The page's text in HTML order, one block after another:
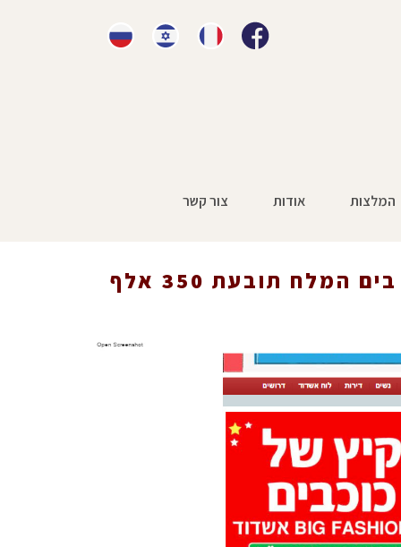
המלצות אודות צור קשר
קשישה שהחליקה ביציאה מהספא במלון בים המלח תובעת 350 אלף